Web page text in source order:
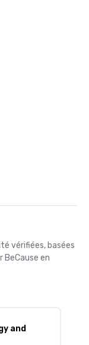
vérifiées, basées
en
and